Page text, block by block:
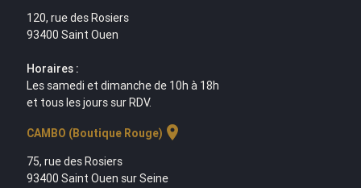
120, rue des Rosiers
93400 Saint Ouen
Horaires :
Les samedi et dimanche de 10h à 18h
et tous les jours sur RDV.
CAMBO (Boutique Rouge) location_on
75, rue des Rosiers
93400 Saint Ouen sur Seine